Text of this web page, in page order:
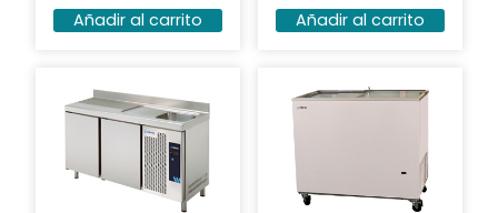
Añadir al carrito
Añadir al carrito